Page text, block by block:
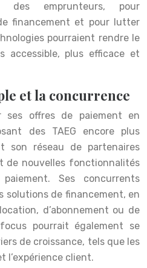
des emprunteurs, pour
financement et pour lutter
pourraient rendre le
accessible, plus efficace et
et la concurrence
ses offres de paiement en
des TAEG encore plus
son réseau de partenaires
de nouvelles fonctionnalités
Ses concurrents
solutions de financement, en
d’abonnement ou de
pourrait également se
de croissance, tels que les
l’expérience client.